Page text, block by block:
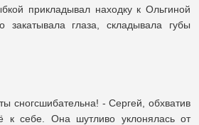
прикладывал находку к Ольгиной
закатывала глаза, складывала губы
сногсшибательна! - Сергей, обхватив
к себе. Она шутливо уклонялась от